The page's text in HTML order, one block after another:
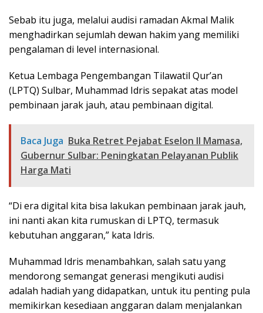
Sebab itu juga, melalui audisi ramadan Akmal Malik
menghadirkan sejumlah dewan hakim yang memiliki
pengalaman di level internasional.
Ketua Lembaga Pengembangan Tilawatil Qur’an
(LPTQ) Sulbar, Muhammad Idris sepakat atas model
pembinaan jarak jauh, atau pembinaan digital.
Baca Juga Buka Retret Pejabat Eselon II Mamasa,
Gubernur Sulbar: Peningkatan Pelayanan Publik
Harga Mati
“Di era digital kita bisa lakukan pembinaan jarak jauh,
ini nanti akan kita rumuskan di LPTQ, termasuk
kebutuhan anggaran,” kata Idris.
Muhammad Idris menambahkan, salah satu yang
mendorong semangat generasi mengikuti audisi
adalah hadiah yang didapatkan, untuk itu penting pula
memikirkan kesediaan anggaran dalam menjalankan